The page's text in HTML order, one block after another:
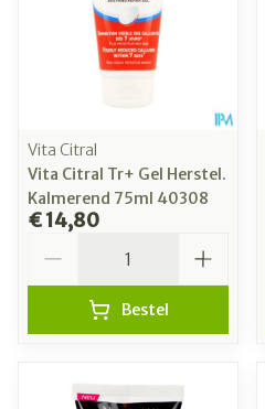
Vita Citral
Vita Citral Tr+ Gel Herstel.
Kalmerend 75ml 40308
€ 14,80
Bestel